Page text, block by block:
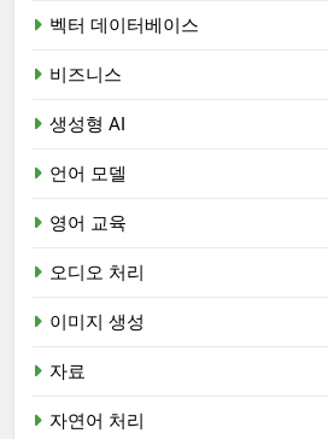
벡터 데이터베이스
비즈니스
생성형 AI
언어 모델
영어 교육
오디오 처리
이미지 생성
자료
자연어 처리